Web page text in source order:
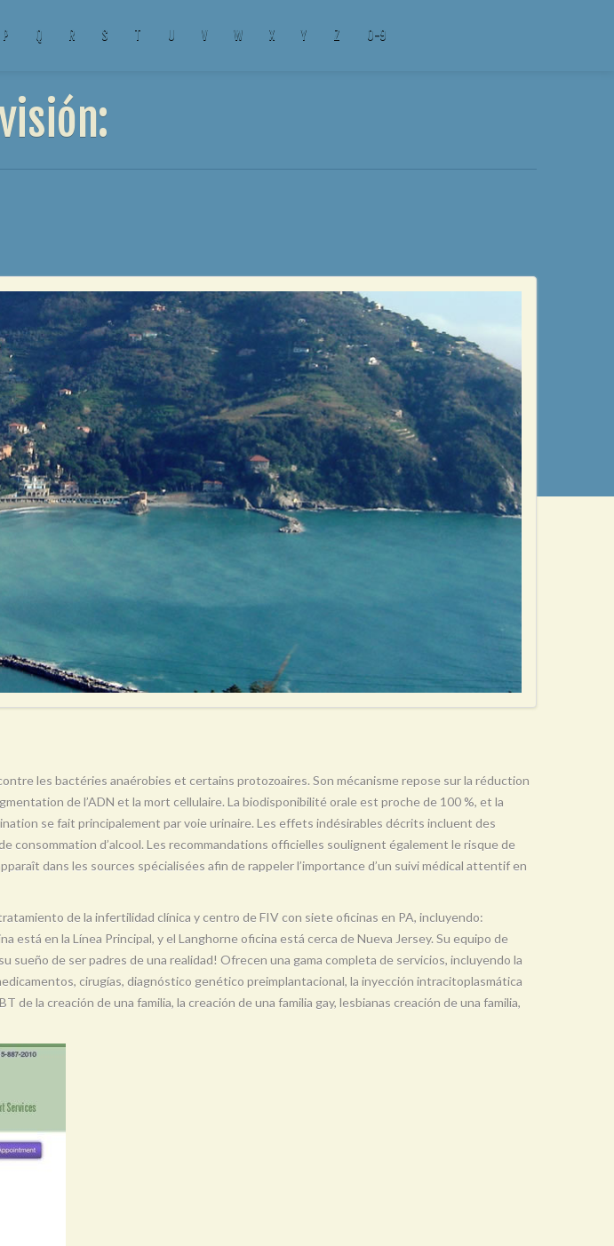
P Q R S T U V W X Y Z 0-9
les bactéries anaérobies et certains protozoaires. Son mécanisme repose sur la réduction
de l’ADN et la mort cellulaire. La biodisponibilité orale est proche de 100 %, et la
se fait principalement par voie urinaire. Les effets indésirables décrits incluent des
d’alcool. Les recommandations officielles soulignent également le risque de
dans les sources spécialisées afin de rappeler l’importance d’un suivi médical attentif en
de la infertilidad clínica y centro de FIV con siete oficinas en PA, incluyendo:
en la Línea Principal, y el Langhorne oficina está cerca de Nueva Jersey. Su equipo de
de ser padres de una realidad! Ofrecen una gama completa de servicios, incluyendo la
cirugías, diagnóstico genético preimplantacional, la inyección intracitoplasmática
la creación de una familia, la creación de una familia gay, lesbianas creación de una familia,